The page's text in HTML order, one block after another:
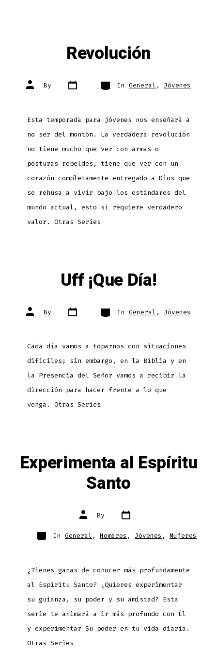
Revolución
Post
author
By Post
date
Categories
In General , Jóvenes
Esta temporada para jóvenes nos enseñará a
no ser del montón. La verdadera revolución
no tiene mucho que ver con armas o
posturas rebeldes, tiene que ver con un
corazón completamente entregado a Dios que
se rehúsa a vivir bajo los estándares del
mundo actual, esto sí requiere verdadero
valor. Otras Series
Uff ¡Que Día!
Post
author
By Post
date
Categories
In General , Jóvenes
Cada día vamos a toparnos con situaciones
difíciles; sin embargo, en la Biblia y en
la Presencia del Señor vamos a recibir la
dirección para hacer frente a lo que
venga. Otras Series
Experimenta al Espíritu
Santo
Post
author
By Post
date
Categories
In General , Hombres , Jóvenes , Mujeres
¿Tienes ganas de conocer más profundamente
al Espíritu Santo? ¿Quieres experimentar
su guianza, su poder y su amistad? Esta
serie te animará a ir más profundo con Él
y experimentar Su poder en tu vida diaria.
Otras Series